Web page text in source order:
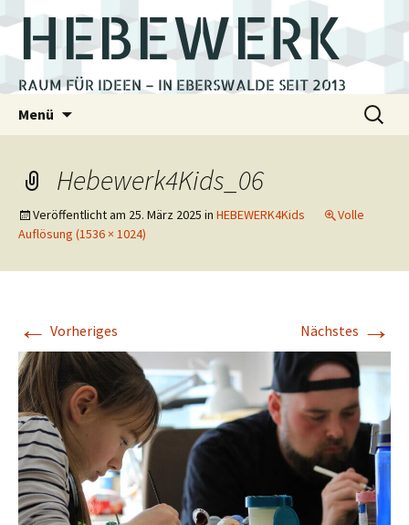
HEBEWERK
RAUM FÜR IDEEN – IN EBERSWALDE SEIT 2013
Menü
Suchen
nach:
Hebewerk4Kids_06
Veröffentlicht am 25. März 2025 in HEBEWERK4Kids
Volle
Auflösung (1536 × 1024)
← Vorheriges Nächstes →